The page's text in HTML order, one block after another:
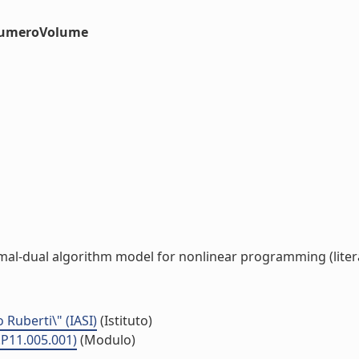
dual algorithm model for nonlinear programming
(IASI)(Istituto)
(Modulo)